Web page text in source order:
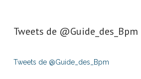
Tweets de ‎@Guide_des_Bpm
Tweets de @Guide_des_Bpm